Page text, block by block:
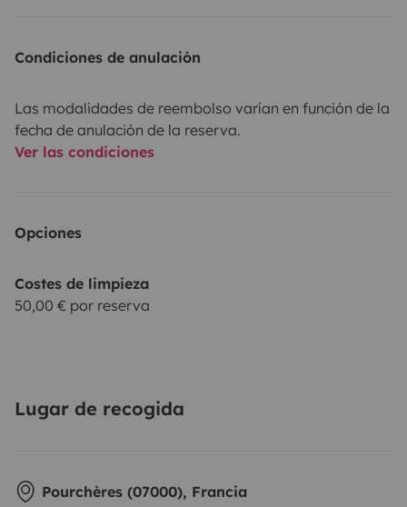
Condiciones de anulación
Las modalidades de reembolso varían en función de la
fecha de anulación de la reserva.
Ver las condiciones
Opciones
Costes de limpieza
50,00 € por reserva
Lugar de recogida
Pourchères (07000), Francia